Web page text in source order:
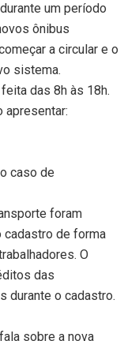
um período
ônibus
a circular e o
sistema.
das 8h às 18h.
apresentar:
caso de
foram
cadastro de forma
O
das
durante o cadastro.
sobre a nova